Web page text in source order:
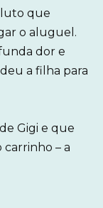
luto que
o aluguel.
dor e
a filha para
Gigi e que
carrinho – a